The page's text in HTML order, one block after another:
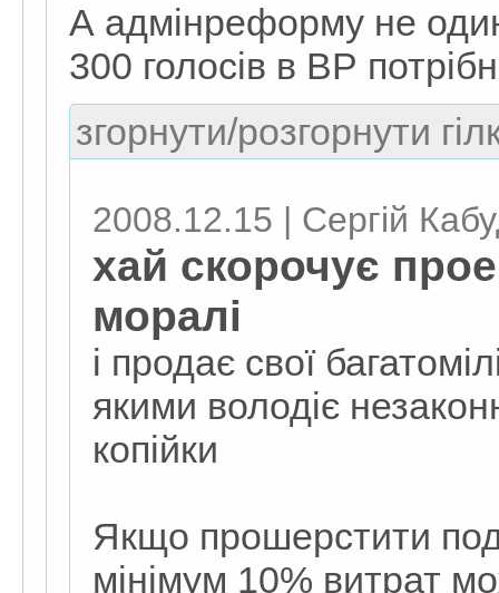
А адмінреформу не
300 голосів в ВР
згорнути/розгорнути
2008.12.15 | Сергій
хай скорочує
моралі
і продає свої
якими володіє
копійки
Якщо прошерстити
мінімум 10% витрат